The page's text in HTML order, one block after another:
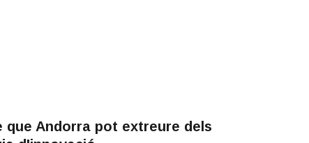
Andorra pot extreure dels